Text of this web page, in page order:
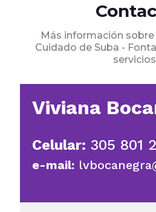
Más información
Cuidado de Suba -
Viviana
Celular: 305 801
e-mail: